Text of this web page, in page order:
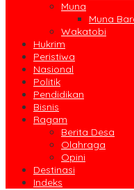
Muna
Muna
Wakatobi
Hukrim
Peristiwa
Nasional
Politik
Pendidikan
Bisnis
Ragam
Berita Desa
Olahraga
Opini
Destinasi
Indeks